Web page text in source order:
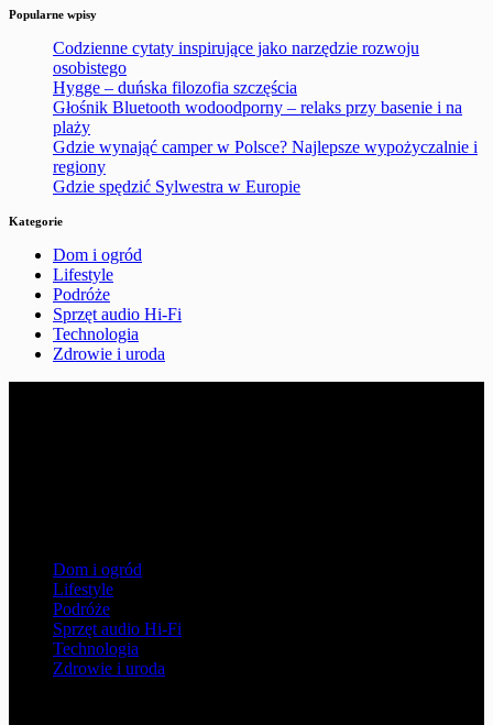
Popularne wpisy
Codzienne cytaty inspirujące jako narzędzie rozwoju
osobistego
Hygge – duńska filozofia szczęścia
Głośnik Bluetooth wodoodporny – relaks przy basenie i na
plaży
Gdzie wynająć camper w Polsce? Najlepsze wypożyczalnie i
regiony
Gdzie spędzić Sylwestra w Europie
Kategorie
Dom i ogród
Lifestyle
Podróże
Sprzęt audio Hi-Fi
Technologia
Zdrowie i uroda
Dom i ogród
Lifestyle
Podróże
Sprzęt audio Hi-Fi
Technologia
Zdrowie i uroda